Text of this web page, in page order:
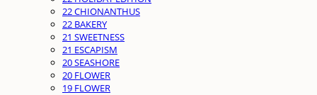
22 CHIONANTHUS
22 BAKERY
21 SWEETNESS
21 ESCAPISM
20 SEASHORE
20 FLOWER
19 FLOWER